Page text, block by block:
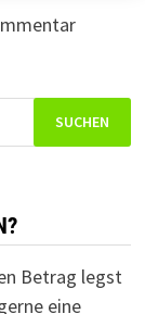
Betrag legst
eine